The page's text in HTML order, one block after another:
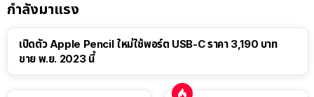
กำลังมาแรง
เปิดตัว Apple Pencil ใหม่ใช้พอร์ต USB-C ราคา 3,190 บาท
ขาย พ.ย. 2023 นี้